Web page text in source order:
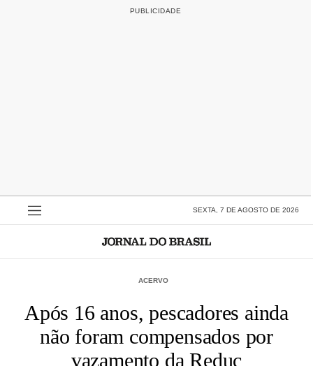
SEXTA, 7 DE AGOSTO DE 2026
ACERVO
Após 16 anos, pescadores ainda
não foram compensados por
vazamento da Reduc